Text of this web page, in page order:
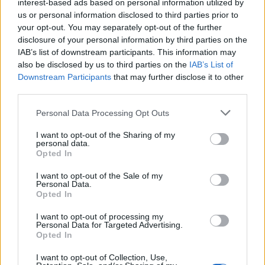
interest-based ads based on personal information utilized by
us or personal information disclosed to third parties prior to
your opt-out. You may separately opt-out of the further
disclosure of your personal information by third parties on the
IAB’s list of downstream participants. This information may
also be disclosed by us to third parties on the IAB’s List of
Downstream Participants that may further disclose it to other
Personal Data Processing Opt Outs
I want to opt-out of the Sharing of my
personal data.
Opted In
I want to opt-out of the Sale of my
Personal Data.
Opted In
I want to opt-out of processing my
Personal Data for Targeted Advertising.
Opted In
I want to opt-out of Collection, Use,
Destaques
Estudantes da Guarda reunidos em
Assembleia Municipal Jovem
09/05/2026